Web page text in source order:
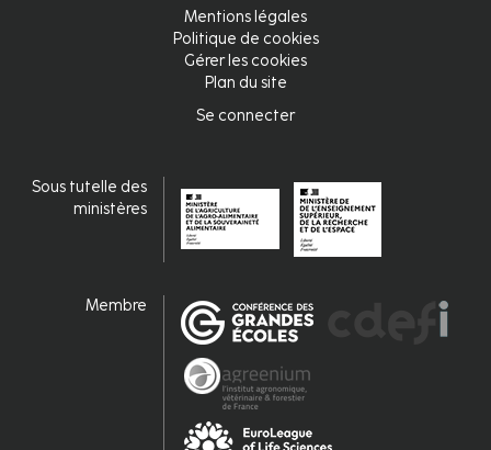
Mentions légales
Politique de cookies
Gérer les cookies
Plan du site
Se connecter
Sous tutelle des
ministères
Membre